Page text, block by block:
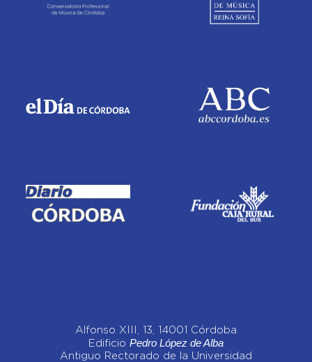
Alfonso XIII, 13, 14001 Córdoba
Edificio Pedro López de Alba
Antiguo Rectorado de la Universidad